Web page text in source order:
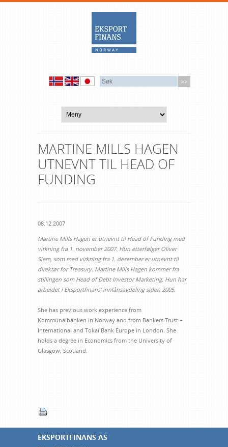
MARTINE MILLS HAGEN
UTNEVNT TIL HEAD OF
FUNDING
08.12.2007
Martine Mills Hagen er utnevnt til Head of Funding med
virkning fra 1. november 2007. Hun etterfølger Oliver
Siem, som med virkning fra 1. desember er utnevnt til
direktør for Treasury. Martine Mills Hagen kommer fra
stillingen som Head of Debt Investor Marketing. Hun har
arbeidet i Eksportfinans' innlånsavdeling siden 2005.
She has previous work experience from
Kommunalbanken in Norway and from Bankers Trust –
International and Tokai Bank Europe in London. She
holds a degree in Economics from the University of
Glasgow, Scotland.
EKSPORTFINANS AS